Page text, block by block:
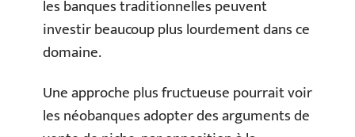
les banques traditionnelles peuvent
investir beaucoup plus lourdement dans ce
domaine.
Une approche plus fructueuse pourrait voir
les néobanques adopter des arguments de